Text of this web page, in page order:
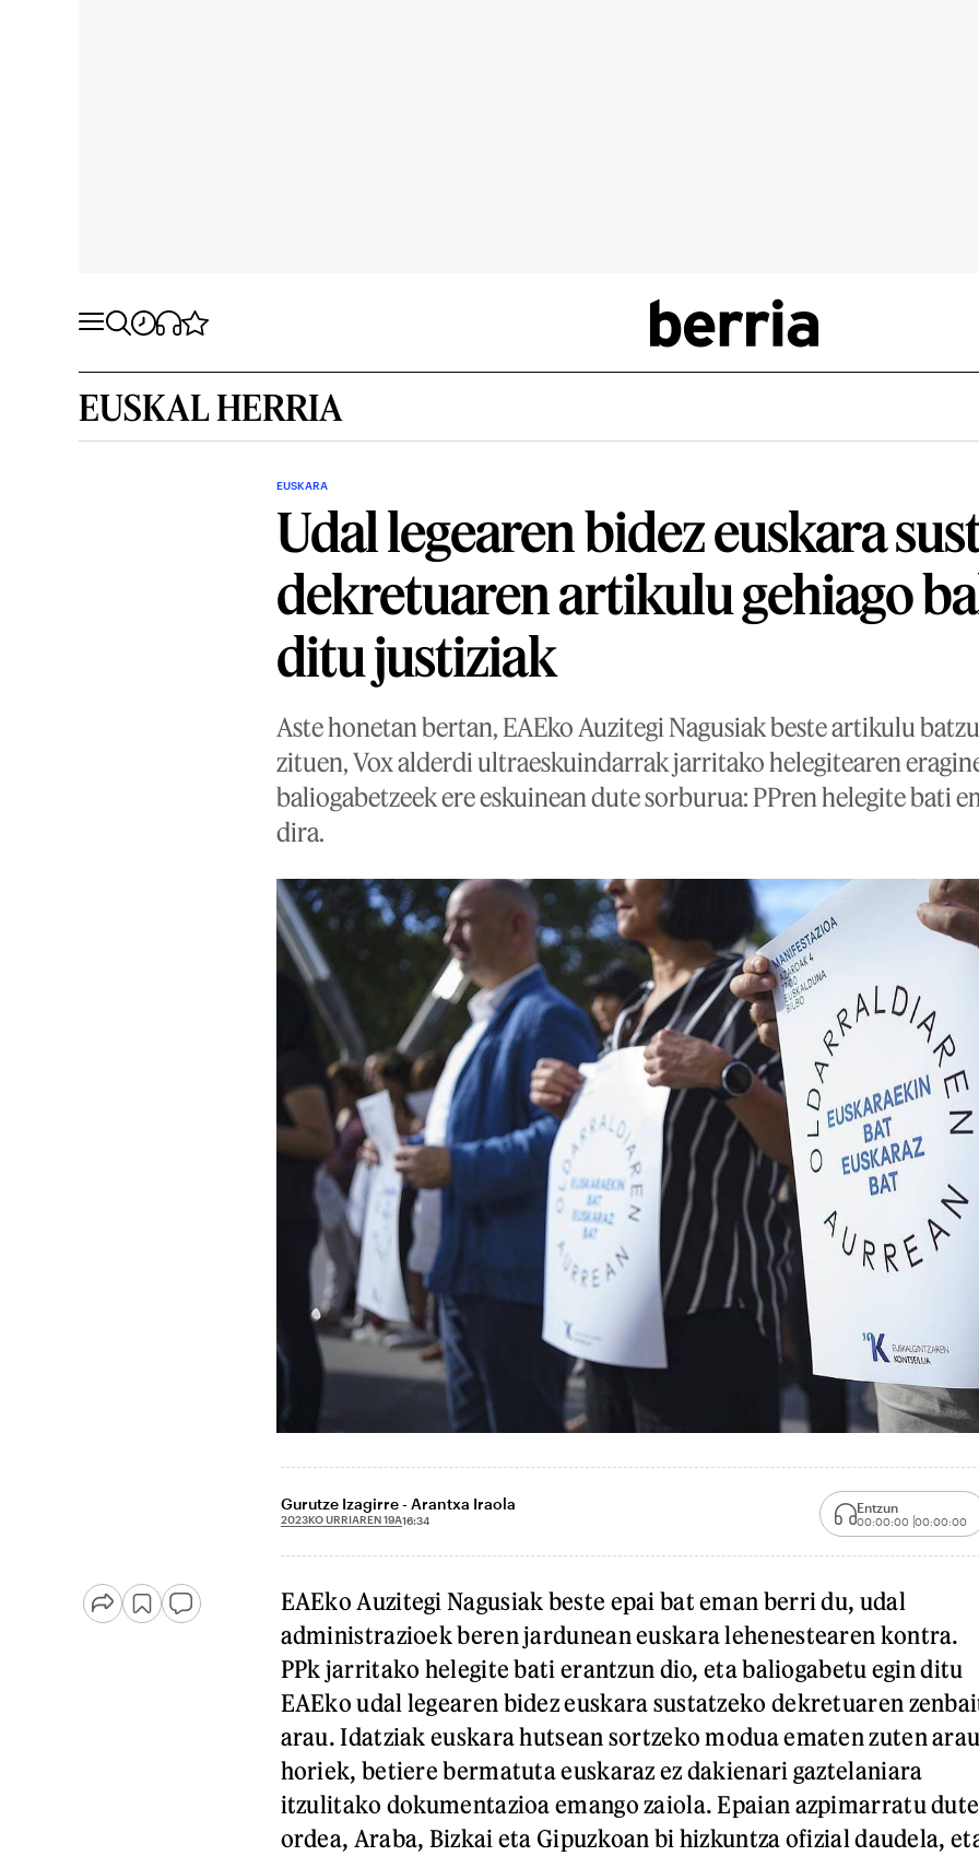
EUSKAL HERRIA
EUSKARA
Udal legearen bidez euskara
dekretuaren artikulu gehiago
ditu justiziak
Aste honetan bertan, EAEko Auzitegi Nagusiak beste artikulu
zituen, Vox alderdi ultraeskuindarrak jarritako helegitearen
baliogabetzeek ere eskuinean dute sorburua: PPren helegite bati
dira.
Gurutze Izagirre - Arantxa Iraola
2023KO URRIAREN 19A16:34
Entzun
00:00:00 00:00:00
EAEko Auzitegi Nagusiak beste epai bat eman berri du, udal
administrazioek beren jardunean euskara lehenestearen kontra.
PPk jarritako helegite bati erantzun dio, eta baliogabetu egin ditu
EAEko udal legearen bidez euskara sustatzeko dekretuaren
arau. Idatziak euskara hutsean sortzeko modua ematen zuten arau
horiek, betiere bermatuta euskaraz ez dakienari gaztelaniara
itzulitako dokumentazioa emango zaiola. Epaian azpimarratu
ordea, Araba, Bizkai eta Gipuzkoan bi hizkuntza ofizial daudela,